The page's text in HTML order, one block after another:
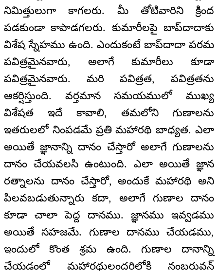
నిమిత్తులుగా కాగలరు. మీ తోటివారిని క్రింద
పడకుండా కాపాడగలరు. కుమారీలపై బాప్‌దాదాకు
విశేష స్నేహము ఉంది. ఎందుకంటే బాప్‌దాదా పరమ
పవిత్రమైనవారు, అలాగే కుమారీలు కూడా
పవిత్రమైనవారు. మరి పవిత్రత, పవిత్రతను
ఆకర్షిస్తుంది. వర్తమాన సమయములో ముఖ్య
విశేషత ఇదే కావాలి, తమలోని గుణాలను
ఇతరులలో నింపడమే ప్రతి మహారథి బాధ్యత. ఎలా
అయితే జ్ఞానాన్ని దానం చేస్తారో అలాగే గుణాలను
దానం చేయవలసి ఉంటుంది. ఎలా అయితే జ్ఞాన
రత్నాలను దానం చేస్తారో, అందుకే మహారథి అని
పిలవబడుతున్నారు కదా, అలాగే గుణాల దానం
కూడా చాలా పెద్ద దానము. జ్ఞానము ఇవ్వడము
అయితే సహజమే. గుణాల దానము చేయడము,
ఇందులో కొంత శ్రమ ఉంది. గుణాల దానాన్ని
చేయడంలో మహారథులందరిలోకి నంబరువన్